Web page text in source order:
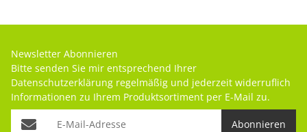
Newsletter Abonnieren
Bitte senden Sie mir entsprechend Ihrer
Datenschutzerklärung regelmäßig und jederzeit widerruflich
Informationen zu Ihrem Produktsortiment per E-Mail zu.
Abonnieren